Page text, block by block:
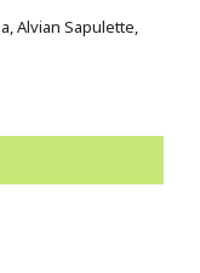
Alvian Sapulette,